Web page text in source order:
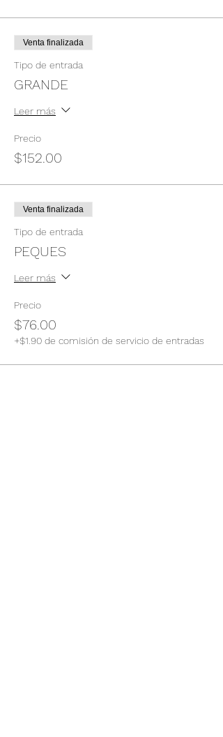
Venta finalizada
Tipo de entrada
GRANDE
Leer más
Precio
$152.00
Venta finalizada
Tipo de entrada
PEQUES
Leer más
Precio
$76.00
+$1.90 de comisión de servicio de entradas